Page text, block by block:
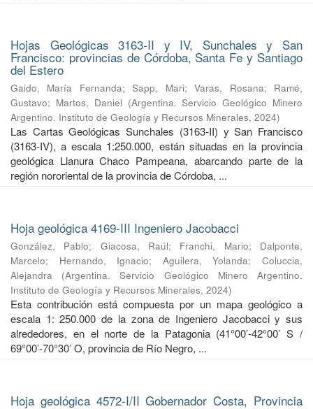
Hojas Geológicas 3163-II y IV, Sunchales y San
Francisco: provincias de Córdoba, Santa Fe y Santiago
del Estero
Gaido, María Fernanda;Sapp, Mari;Varas, Rosana; Ramé,
Gustavo; Martos, Daniel (Argentina. Servicio Geológico Minero
Argentino. Instituto de Geología y Recursos Minerales, 2024)
Las Cartas Geológicas Sunchales (3163-II) y San Francisco
(3163-IV), a escala 1:250.000, están situadas en la provincia
geológica Llanura Chaco Pampeana, abarcando parte de la
región nororiental de la provincia de Córdoba, ...
Hoja geológica 4169-III Ingeniero Jacobacci
González, Pablo; Giacosa, Raúl; Franchi, Mario; Dalponte,
Marcelo; Hernando, Ignacio; Aguilera, Yolanda;Coluccia,
Alejandra
(Argentina. Servicio Geológico Minero Argentino.
Instituto de Geología y Recursos Minerales, 2024)
Esta contribución está compuesta por un mapa geológico a
escala 1: 250.000 de la zona de Ingeniero Jacobacci y sus
alrededores, en el norte de la Patagonia (41°00’-42°00’ S /
69°00’-70°30’ O, provincia de Río Negro, ...
Hoja geológica 4572-I/II Gobernador Costa, Provincia